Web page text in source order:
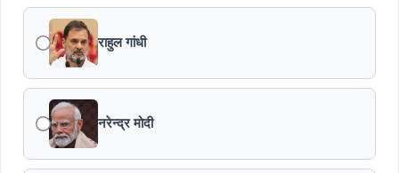
पुण्यतिथि पर श्रद्धांजलि अर्पित की
जन-कल्याणकारी तथा हितग्राही मूलक योजनाओं को अधिक प्रभावी
बनाने के लिए अनुशंसाएं देने उच्च स्तरीय समिति गठित
मध्यप्रदेश में सृजन संवाद अभियान का शुभारंभ
राहुल गांधी
नरेन्द्र मोदी